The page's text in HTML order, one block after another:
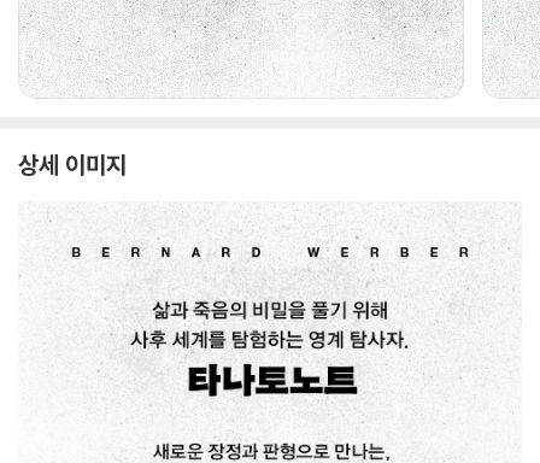
상세 이미지